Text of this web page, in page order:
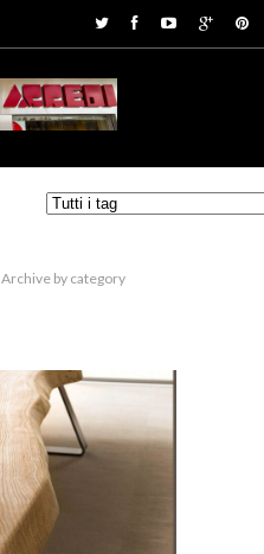
Archive by category